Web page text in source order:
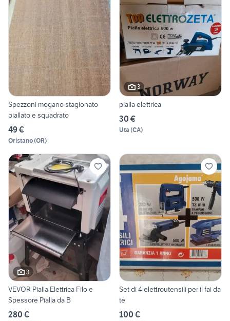
Spezzoni mogano stagionato
piallato e squadrato
49 €
Oristano(OR)
3
pialla elettrica
30 €
Uta (CA)
3
VEVOR Pialla Elettrica Filo e
Spessore Pialla da B
280 €
Set di 4 elettroutensili per il fai da
te
100 €